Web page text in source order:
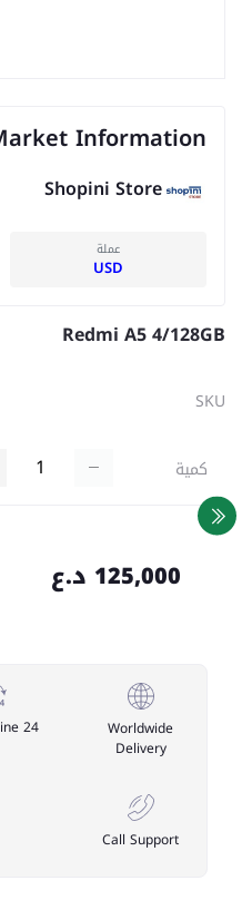
Information
Shopini Store
عملة
USD
Redmi A5 4/128GB
SKU
كمية
125,000 د.ع
Worldwide
Delivery
24 hour online
Call Support